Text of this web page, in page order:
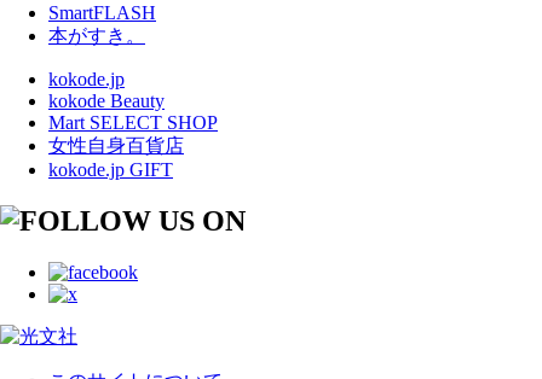
SmartFLASH
本がすき。
kokode.jp
kokode Beauty
Mart SELECT SHOP
女性自身百貨店
kokode.jp GIFT